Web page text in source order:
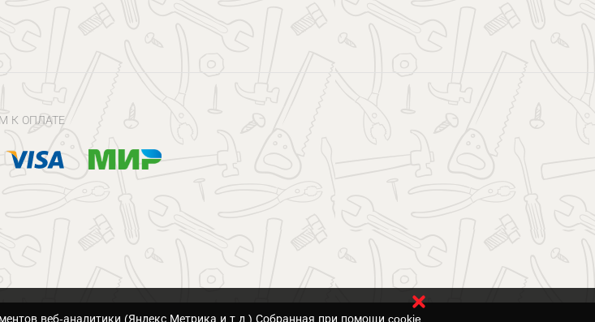
К ОПЛАТЕ
веб-аналитики (Яндекс.Метрика и т.д.) Собранная при помощи cookie